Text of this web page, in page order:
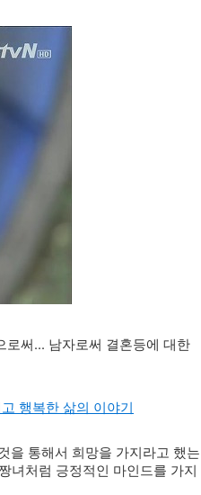
로써... 남자로써 결혼등에 대한
행복한 삶의 이야기
을 통해서 희망을 가지라고 했는
녀처럼 긍정적인 마인드를 가지